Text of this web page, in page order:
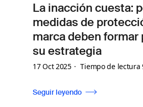
La inacción cuesta:
medidas de
marca deben formar
su estrategia
17 Oct 2025 Tiempo de lectura
Seguir leyendo